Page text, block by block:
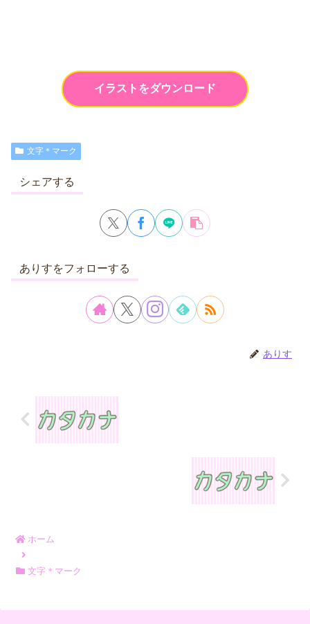
イラストをダウンロード
文字＊マーク
シェアする
ありすをフォローする
ありす
ホーム
文字＊マーク